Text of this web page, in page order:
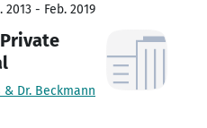
- Feb. 2019
Dr. Beckmann